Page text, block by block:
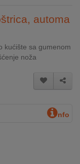
automa
kućište sa gumenom
noža
nfo